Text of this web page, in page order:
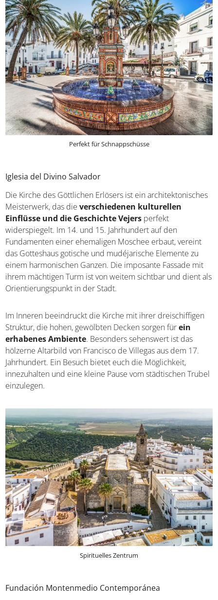
Perfekt für Schnappschüsse
Iglesia del Divino Salvador
Die Kirche des Göttlichen Erlösers ist ein architektonisches
Meisterwerk, das dieverschiedenen kulturellen
Einflüsse und die Geschichte Vejers perfekt
widerspiegelt. Im 14. und 15. Jahrhundert auf den
Fundamenten einer ehemaligen Moschee erbaut, vereint
das Gotteshaus gotische und mudéjarische Elemente zu
einem harmonischen Ganzen. Die imposante Fassade mit
ihrem mächtigen Turm ist von weitem sichtbar und dient als
Orientierungspunkt in der Stadt.
Im Inneren beeindruckt die Kirche mit ihrer dreischiffigen
Struktur, die hohen, gewölbten Decken sorgen fürein
erhabenes Ambiente. Besonders sehenswert ist das
hölzerne Altarbild von Francisco de Villegas aus dem 17.
Jahrhundert. Ein Besuch bietet euch die Möglichkeit,
innezuhalten und eine kleine Pause vom städtischen Trubel
einzulegen.
Spirituelles Zentrum
Fundación Montenmedio Contemporánea